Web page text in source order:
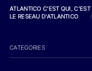
ATLANTICO C'EST QUI, C'EST
LE RESEAU D'ATLANTICO
/
CATEGORIES